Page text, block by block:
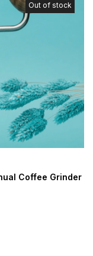
Out of stock
Coffee Grinder